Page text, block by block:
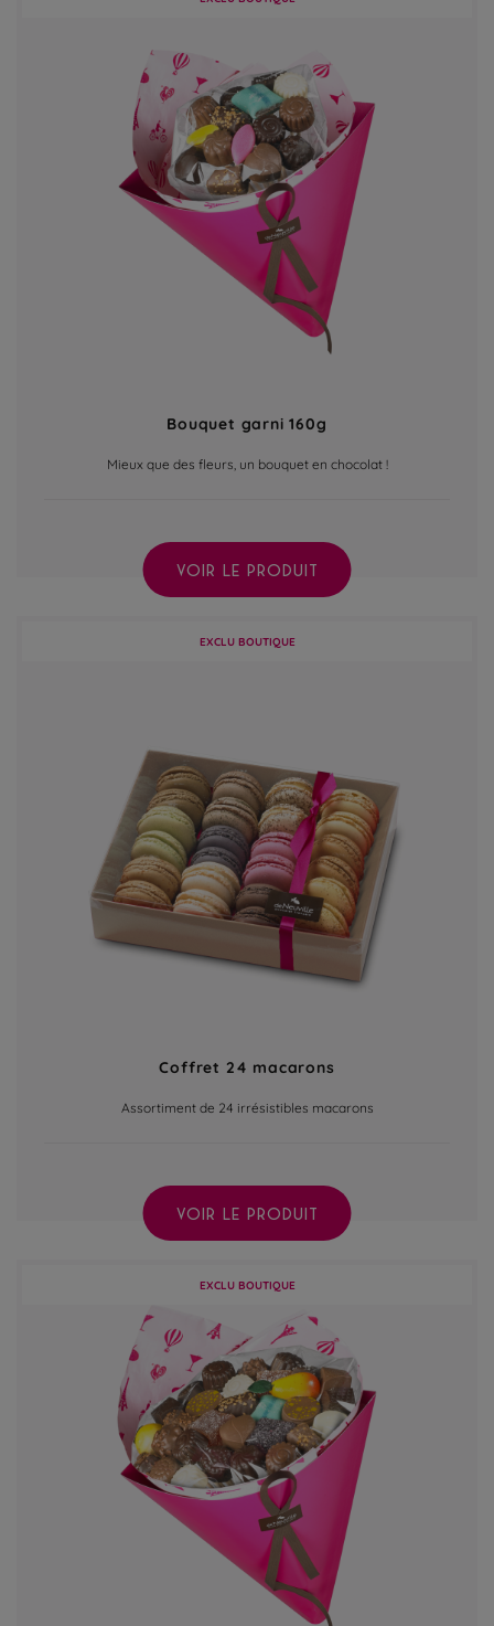
Bouquet garni 160g
Mieux que des fleurs, un bouquet en chocolat !
VOIR LE PRODUIT
EXCLU BOUTIQUE
Coffret 24 macarons
Assortiment de 24 irrésistibles macarons
VOIR LE PRODUIT
EXCLU BOUTIQUE